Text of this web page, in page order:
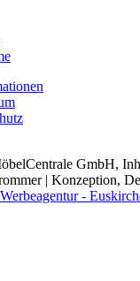
GmbH,
| Konzeption,
-